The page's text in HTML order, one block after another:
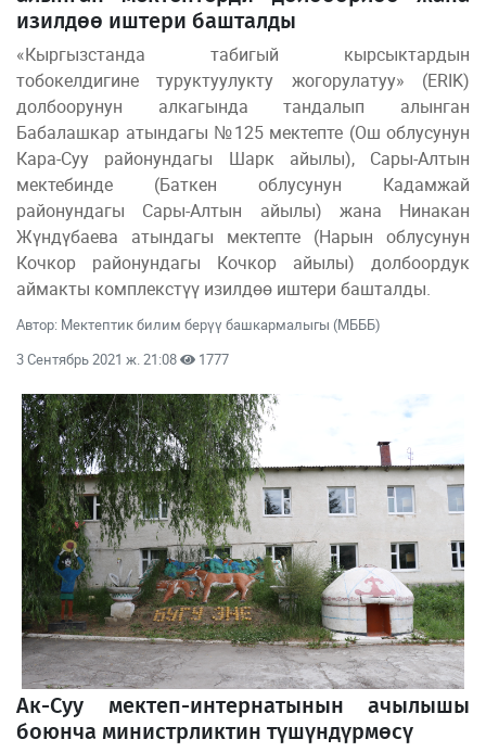
изилдөө иштери башталды
«Кыргызстанда табигый кырсыктардын
тобокелдигине туруктуулукту жогорулатуу» (ERIK)
долбоорунун алкагында тандалып алынган
Бабалашкар атындагы №125 мектепте (Ош облусунун
Кара-Суу районундагы Шарк айылы), Сары-Алтын
мектебинде (Баткен облусунун Кадамжай
районундагы Сары-Алтын айылы) жана Нинакан
Жүндүбаева атындагы мектепте (Нарын облусунун
Кочкор районундагы Кочкор айылы) долбоордук
аймакты комплекстүү изилдөө иштери башталды.
Автор: Мектептик билим берүү башкармалыгы (МБББ)
3 Сентябрь 2021 ж. 21:08
1777
Ак-Суу мектеп-интернатынын ачылышы
боюнча министрликтин түшүндүрмөсү